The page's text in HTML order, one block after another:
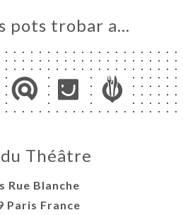
pots trobar a…
Théâtre
Rue Blanche
Paris France